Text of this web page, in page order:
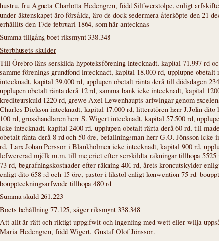
hustru, fru Agneta Charlotta Hedengren, född Silfwerstolpe, enligt
under äktenskapet äro försålda, äro de dock sedermera återköpte den 21
erhållits den 17de februari 1864, som här antecknas
Summa tillgång boet riksmynt 338.348
Sterbhusets skulder
Till Örebro läns serskilda hypoteksförening intecknadt, kapital 71.997 rd
samme förenings grundfond intecknadt, kapital 18.000 rd, upplupne
intecknadt, kapital 39.000 rd, upplupen obetalt ränta derå till dödsdagen
upplupen obetalt ränta derå 12 rd, samma bank icke intecknadt, kapital
krediteurskuld 1220 rd, grewe Axel Lewenhaupts arfwingar genom
Charles Dickson intecknadt, kapital 17.000 rd, litteratören herr J.Jolin dito
100 rd, grosshandlaren herr S. Wigert intecknadt, kapital 57.500 rd,
icke intecknadt, kapital 2400 rd, upplupen obetalt ränta derå 60 rd, till
obetalt ränta derå 8 rd och 50 öre, befallningsman herr G.O. Jönsson icke
rd, Lars Johan Persson i Blankholmen icke intecknadt, kapital 900 rd,
lefwererad mjölk m.m. till mejeriet efter serskildta räkningar tillhopa
73 rd, begrafningskostnader efter räkning 400 rd, årets kronoutskylder
enligt dito 658 rd och 15 öre, pastor i likstol enligt konwention 75 rd,
bouppteckningsarfwode tillhopa 480 rd
Summa skuld 261.223
Boets behållning 77.125, säger riksmynt 338.348
Att allt är rätt och riktigt uppgifwit och ingenting med wett eller wilja
Maria Hedengren, född Wigert. Gustaf Olof Jönsson.